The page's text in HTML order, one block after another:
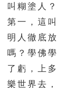
501
506
511
叫糊塗人
第一，這
明人徹底
嗎？學佛
了虧，上
樂世界去